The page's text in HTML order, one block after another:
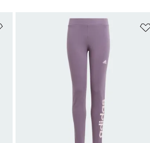
Pridať do zoznamu želaných položiek